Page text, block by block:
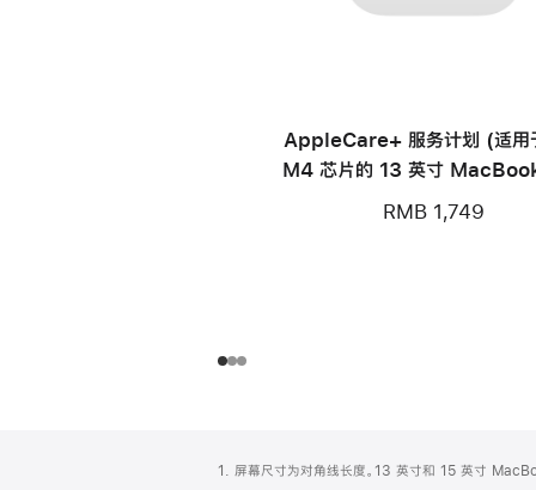
AppleCare+ 服务计划 (适用
M4 芯片的 13 英寸
RMB 1,749
注
1. 屏幕尺寸为对角线长度。13 英寸和 15 英寸